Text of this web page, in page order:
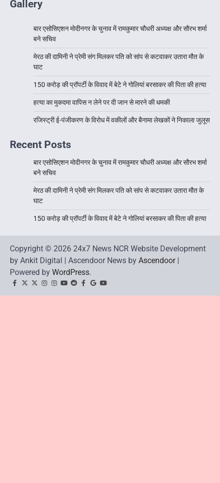
Gallery
बार एसोसिएशन मोदीनगर के चुनाव में रामकुमार चौधरी अध्यक्ष और सौरभ शर्मा
बने सचिव
मेरठ की दामिनी ने प्रेमी संग मिलकर पति को सांप से कटवाकर उतारा मौत के
घाट
150 करोड़ की प्रॉपर्टी के विवाद में बेटे ने गोलियां बरसाकर की पिता की हत्या
हत्या का मुकदमा वापिस न लेने पर दी जान से मारने की धमकी
रजिस्ट्री ई-पंजीकरण के विरोध में वकीलों और बैनामा लेखकों ने निकाला जुलूस
Recent Posts
बार एसोसिएशन मोदीनगर के चुनाव में रामकुमार चौधरी अध्यक्ष और सौरभ शर्मा
बने सचिव
मेरठ की दामिनी ने प्रेमी संग मिलकर पति को सांप से कटवाकर उतारा मौत के
घाट
150 करोड़ की प्रॉपर्टी के विवाद में बेटे ने गोलियां बरसाकर की पिता की हत्या
Copyright © 2026 24x7 News NCR Website Development
by Ankit Digital | Ascendoor News by Ascendoor|
Powered by WordPress.
facebook
Twitter
twitterInstagram
instagram
YouTube
redditFacebook
googleyoutube